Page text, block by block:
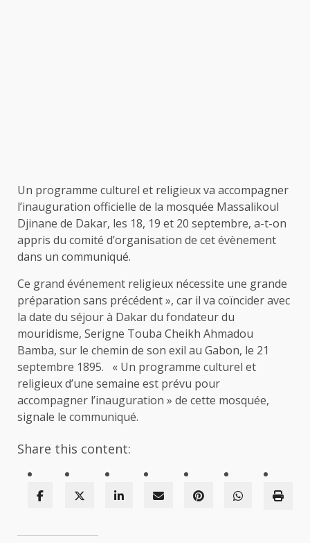
Un programme culturel et religieux va accompagner
l’inauguration officielle de la mosquée Massalikoul
Djinane de Dakar, les 18, 19 et 20 septembre, a-t-on
appris du comité d’organisation de cet évènement
dans un communiqué.
Ce grand événement religieux nécessite une grande
préparation sans précédent », car il va coïncider avec
la date du séjour à Dakar du fondateur du
mouridisme, Serigne Touba Cheikh Ahmadou
Bamba, sur le chemin de son exil au Gabon, le 21
septembre 1895. « Un programme culturel et
religieux d’une semaine est prévu pour
accompagner l’inauguration » de cette mosquée,
signale le communiqué.
Share this content: